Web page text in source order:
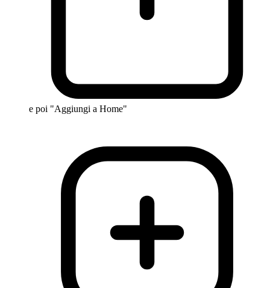
e poi "Aggiungi a Home"